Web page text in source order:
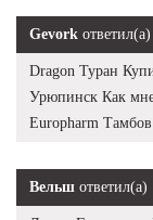
Gevork ответил(а)
Dragon Туран
Урюпинск Как
Europharm Тамбов
Вельш ответил(а)